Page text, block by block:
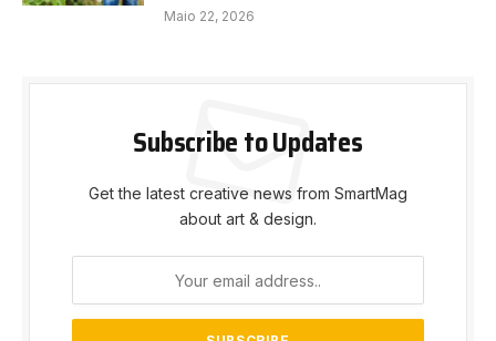
Maio 22, 2026
Subscribe to Updates
Get the latest creative news from SmartMag
about art & design.